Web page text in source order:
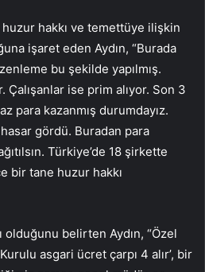
hakkı ve temettüye ilişkin
işaret eden Aydın, “Burada
bu şekilde yapılmış.
Çalışanlar ise prim alıyor. Son 3
para kazanmış durumdayız.
gördü. Buradan para
Türkiye’de 18 şirkette
bir tane huzur hakkı
belirten Aydın, “Özel
asgari ücret çarpı 4 alır’, bir